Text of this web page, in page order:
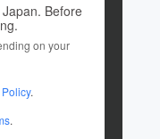
Before
on your
.
.
を投稿しています